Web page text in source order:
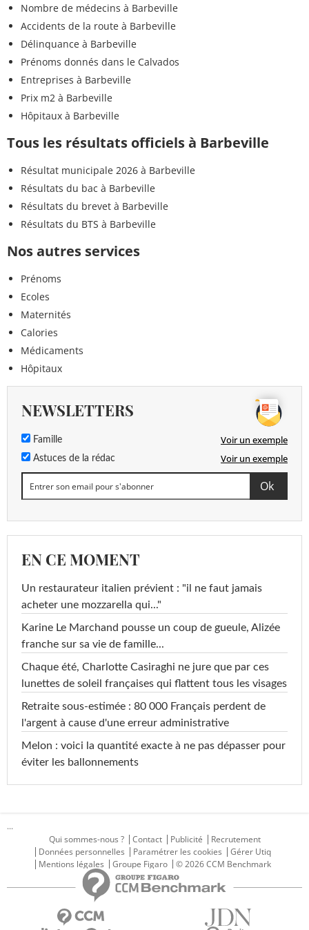
Nombre de médecins à Barbeville
Accidents de la route à Barbeville
Délinquance à Barbeville
Prénoms donnés dans le Calvados
Entreprises à Barbeville
Prix m2 à Barbeville
Hôpitaux à Barbeville
Tous les résultats officiels à Barbeville
Résultat municipale 2026 à Barbeville
Résultats du bac à Barbeville
Résultats du brevet à Barbeville
Résultats du BTS à Barbeville
Nos autres services
Prénoms
Ecoles
Maternités
Calories
Médicaments
Hôpitaux
NEWSLETTERS
Famille Voir un exemple
Astuces de la rédac Voir un exemple
EN CE MOMENT
Un restaurateur italien prévient : "il ne faut jamais
acheter une mozzarella qui..."
Karine Le Marchand pousse un coup de gueule, Alizée
franche sur sa vie de famille...
Chaque été, Charlotte Casiraghi ne jure que par ces
lunettes de soleil françaises qui flattent tous les visages
Retraite sous-estimée : 80 000 Français perdent de
l'argent à cause d'une erreur administrative
Melon : voici la quantité exacte à ne pas dépasser pour
éviter les ballonnements
...
Qui sommes-nous ?
Contact Publicité
Recrutement
Données personnelles
Paramétrer les cookies
Gérer Utiq
Mentions légales
Groupe Figaro © 2026 CCM Benchmark